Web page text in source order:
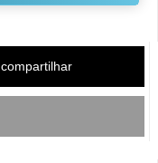
compartilhar